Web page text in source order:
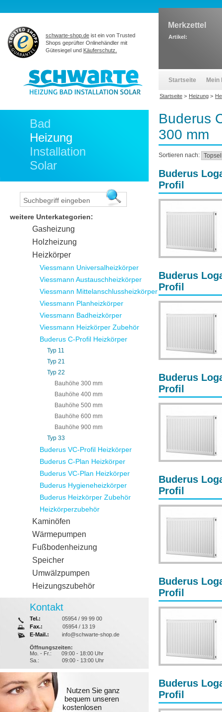
Buderus
300 mm
Sortieren nach:
Buderus
Profil
Buderus
Profil
Buderus
Profil
Buderus
Profil
Buderus
Profil
Buderus
Profil
Bad
Heizung
Installation
Solar
weitere Unterkategorien:
Gasheizung
Holzheizung
Heizkörper
Viessmann Universalheizkörper
Viessmann Austauschheizkörper
Viessmann Mittelanschlussheizkörper
Viessmann Planheizkörper
Viessmann Badheizkörper
Viessmann Heizkörper Zubehör
Buderus C-Profil Heizkörper
Typ 11
Typ 21
Typ 22
Bauhöhe 300 mm
Bauhöhe 400 mm
Bauhöhe 500 mm
Bauhöhe 600 mm
Bauhöhe 900 mm
Typ 33
Buderus VC-Profil Heizkörper
Buderus C-Plan Heizkörper
Buderus VC-Plan Heizkörper
Buderus Hygieneheizkörper
Buderus Heizkörper Zubehör
Heizkörperzubehör
Kaminöfen
Wärmepumpen
Fußbodenheizung
Speicher
Umwälzpumpen
Heizungszubehör
Kontakt
Tel.:
05954 / 99 99 00
Fax.:
05954 / 13 19
E-Mail.:
info@schwarte-shop.de
Öffnungszeiten:
Mo. - Fr.:
09:00 - 18:00 Uhr
Sa.:
09:00 - 13:00 Uhr
Nutzen Sie ganz
bequem unseren
kostenlosen
schwarte-shop.de ist ein von Trusted
Shops geprüfter Onlinehändler mit
Gütesiegel und Käuferschutz.
Merkzettel
Artikel:
Startseite Mein
Startseite > Heizung >